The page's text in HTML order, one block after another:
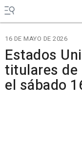
16 DE MAYO DE 2026
Estados
titulares de
el sábado